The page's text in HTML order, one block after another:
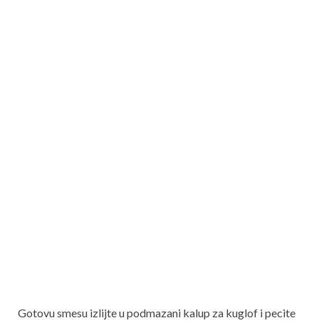
Gotovu smesu izlijte u podmazani kalup za kuglof i pecite